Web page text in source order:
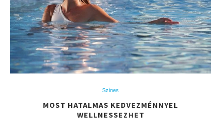
Színes
MOST HATALMAS KEDVEZMÉNNYEL
WELLNESSEZHET